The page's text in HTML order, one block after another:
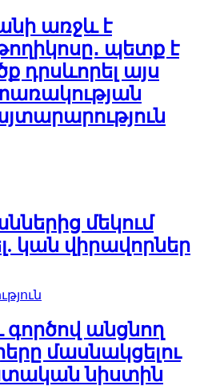
առջև է
պետք է
դրսևորել այս
մեկում
կան վիրավորներ
անցնող
մասնակցելու
նիստին